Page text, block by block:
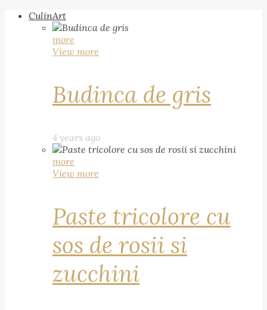
CulinArt
more
View more
Budinca de gris
4 years ago
more
View more
Paste tricolore cu
sos de rosii si
zucchini